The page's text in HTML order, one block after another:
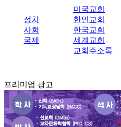
정치
사회
국제
미국교회
한인교회
한국교회
세계교회
교회주소록
프리미엄 광고